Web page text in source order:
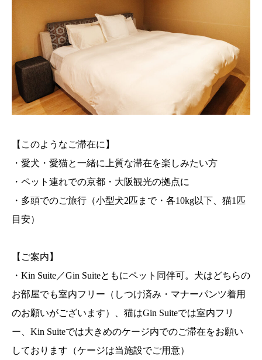
【このようなご滞在に】
・愛犬・愛猫と一緒に上質な滞在を楽しみたい方
・ペット連れでの京都・大阪観光の拠点に
・多頭でのご旅行（小型犬2匹まで・各10kg以下、猫1匹
目安）
【ご案内】
・Kin Suite／Gin Suiteともにペット同伴可。犬はどちらの
お部屋でも室内フリー（しつけ済み・マナーパンツ着用
のお願いがございます）、猫はGin Suiteでは室内フリ
ー、Kin Suiteでは大きめのケージ内でのご滞在をお願い
しております（ケージは当施設でご用意）